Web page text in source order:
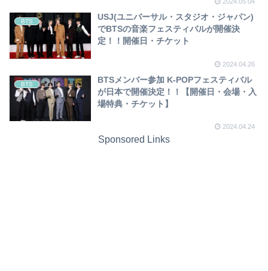
BTS
USJ(ユニバーサル・スタジオ・ジャパン)
でBTSの音楽フェスティバルが開催決
定！！開催日・チケット
2024.04.26
BTS
BTSメンバー参加 K-POPフェスティバル
が日本で開催決定！！【開催日・会場・入
場特典・チケット】
2024.04.24
Sponsored Links